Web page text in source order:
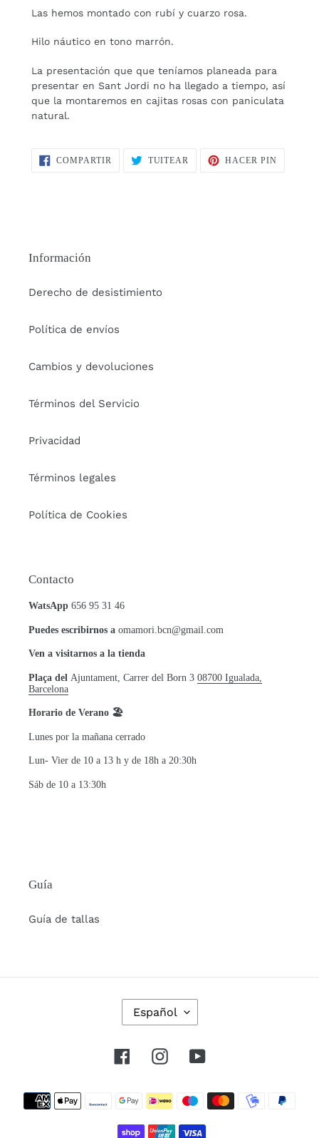
de
Las hemos montado con rubí y cuarzo rosa.
Hilo náutico en tono marrón.
La presentación que que teníamos planeada para
presentar en Sant Jordi no ha llegado a tiempo, así
que la montaremos en cajitas rosas con paniculata
natural.
COMPARTIR COMPARTIR
EN
TUITEAR TUITEARHACER PINPINEAR
Información
Derecho de desistimiento
Política de envíos
Cambios y devoluciones
Términos del Servicio
Privacidad
Términos legales
Política de Cookies
Contacto
WatsApp 656 95 31 46
Puedes escribirnos a omamori.bcn@gmail.com
Ven a visitarnos a la tienda
Plaça del Ajuntament, Carrer del Born 3 08700 Igualada,
Barcelona
Horario de Verano 🏖
Lunes por la mañana cerrado
Lun- Vier de 10 a 13 h y de 18h a 20:30h
Sáb de 10 a 13:30h
Guía
Guía de tallas
D
O
M
Español
FacebookInstagramYouTube
Métodos
de
pago